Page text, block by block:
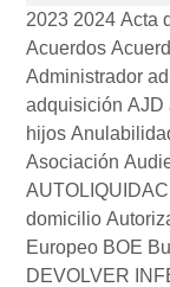
2023 2024 Acta
Acuerdos
Administrador
adquisición AJD
hijos
Asociación
domicilio
Europeo BOE
DEVOLVER